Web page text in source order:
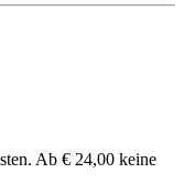
Ab € 24,00 keine